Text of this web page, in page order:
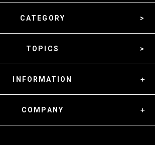
CATEGORY
TOPICS
INFORMATION
COMPANY